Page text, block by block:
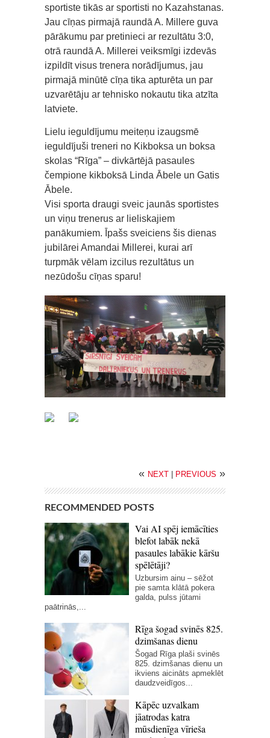
sportiste tikās ar sportisti no Kazahstanas.
Jau cīņas pirmajā raundā A. Millere guva
pārākumu par pretinieci ar rezultātu 3:0,
otrā raundā A. Millerei veiksmīgi izdevās
izpildīt visus trenera norādījumus, jau
pirmajā minūtē cīņa tika apturēta un par
uzvarētāju ar tehnisko nokautu tika atzīta
latviete.
Lielu ieguldījumu meiteņu izaugsmē
ieguldījuši treneri no Kikboksa un boksa
skolas “Rīga” – divkārtējā pasaules
čempione kikboksā Linda Ābele un Gatis
Ābele.
Visi sporta draugi sveic jaunās sportistes
un viņu trenerus ar lieliskajiem
panākumiem. Īpašs sveiciens šis dienas
jubilārei Amandai Millerei, kurai arī
turpmāk vēlam izcilus rezultātus un
nezūdošu cīņas sparu!
« NEXT PREVIOUS »
RECOMMENDED POSTS
Vai AI spēj iemācīties
blefot labāk nekā
pasaules labākie kāršu
spēlētāji?
Uzbursim ainu – sēžot
pie samta klātā pokera
galda, pulss jūtami
paātrinās,...
Rīga šogad svinēs 825.
dzimšanas dienu
Šogad Rīga plaši svinēs
825. dzimšanas dienu un
ikviens aicināts apmeklēt
daudzveidīgos...
Kāpēc uzvalkam
jāatrodas katra
mūsdienīga vīrieša